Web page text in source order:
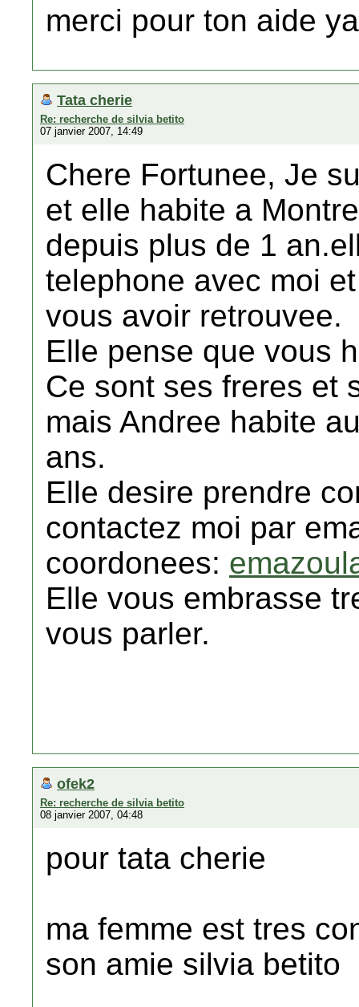
merci pour ton aide
Tata cherie
Re: recherche de silvia betito
07 janvier 2007, 14:49
Chere Fortunee, Je
et elle habite a
depuis plus de 1
telephone avec moi
vous avoir retrouvee.
Elle pense que vous
Ce sont ses freres et
mais Andree habite
ans.
Elle desire prendre
contactez moi par
coordonees:
Elle vous embrasse
vous parler.
ofek2
Re: recherche de silvia betito
08 janvier 2007, 04:48
pour tata cherie
ma femme est tres
son amie silvia betito